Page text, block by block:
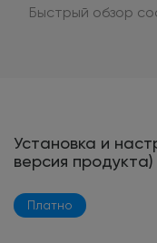
Быстрый обзор
Установка и
версия продукта)
Платно